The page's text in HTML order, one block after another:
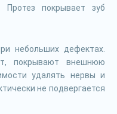
покрывает зуб
небольших дефектах.
покрывают внешнюю
удалять нервы и
не подвергается